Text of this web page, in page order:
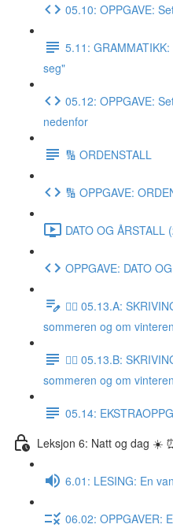
05.10: OPPGAVE:
5.11:
seg"
05.12: OPPGAVE:
nedenfor
🔢 ORDENSTALL
🔢 OPPGAVE:
DATO OG ÅRSTALL
OPPGAVE: DATO
✍🏼 05.13.A:
sommeren og om
✍🏼 05.13.B:
sommeren og om
05.14:
Leksjon 6: Natt og dag ☀️
6.01: LESING: En
06.02: OPPGAVER: